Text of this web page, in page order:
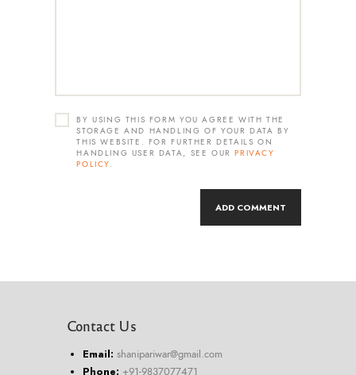
BY USING THIS FORM YOU AGREE WITH THE
STORAGE AND HANDLING OF YOUR DATA BY
THIS WEBSITE. FOR FURTHER DETAILS ON
HANDLING USER DATA, SEE OURPRIVACY
POLICY.
Contact Us
Email: shanipariwar@gmail.com
Phone: +91-9837077471